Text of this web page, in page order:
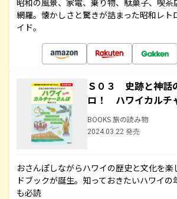
昭和の風景、家電、乗り物、駄菓子、喫茶
網羅。懐かしさと驚きが詰まった昭和レト
イド。
Ｓ０３ 史跡と神話
ロ！ ハワイカルチ
BOOKS 旅の読み物
2024.03.22 発売
おさんぽしながらハワイの歴史と文化を楽
ドブックが誕生。知っておきたいハワイ
も必読